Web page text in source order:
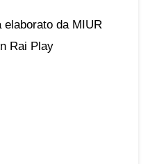
da MIUR
Rai Play